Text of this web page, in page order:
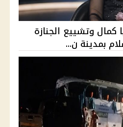
كمال وتشييع الجنازة
بمدينة ن...